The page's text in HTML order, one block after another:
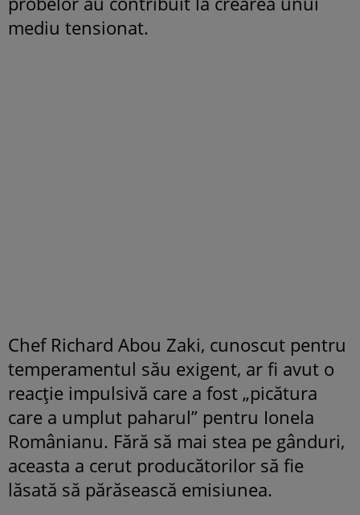
mediu tensionat.
Chef Richard Abou Zaki, cunoscut pentru
temperamentul său exigent, ar fi avut o
reacție impulsivă care a fost „picătura
care a umplut paharul” pentru Ionela
Românianu. Fără să mai stea pe gânduri,
aceasta a cerut producătorilor să fie
lăsată să părăsească emisiunea.